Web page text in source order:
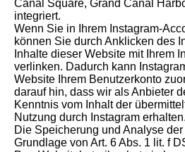
Canal Square, Grand Canal
integriert.
Wenn Sie in Ihrem Instagram-
können Sie durch Anklicken des
Inhalte dieser Website mit Ihrem
verlinken. Dadurch kann
Website Ihrem Benutzerkonto
darauf hin, dass wir als Anbieter
Kenntnis vom Inhalt der
Nutzung durch Instagram erhalten.
Die Speicherung und Analyse
Grundlage von Art. 6 Abs. 1 lit. f